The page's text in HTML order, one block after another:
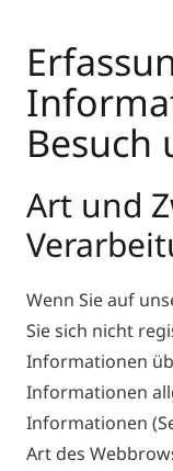
Besuch
Art und
Wenn Sie auf
Sie sich nicht
Informationen
Informationen
Informationen
Art des